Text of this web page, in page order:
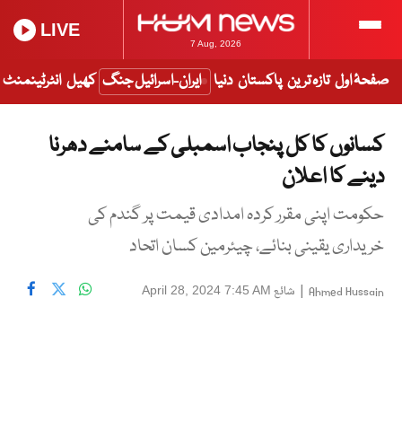
7 Aug, 2026
LIVE
صفحۂ اول تازہ ترین پاکستان دنیا ایران-اسرائیل جنگ کھیل انٹرٹینمنٹ
کسانوں کا کل پنجاب اسمبلی کے سامنے دھرنا
دینے کا اعلان
حکومت اپنی مقرر کردہ امدادی قیمت پر گندم کی
خریداری یقینی بنائے، چیئرمین کسان اتحاد
Ahmed Hussain
| شائع April 28, 2024 7:45 AM